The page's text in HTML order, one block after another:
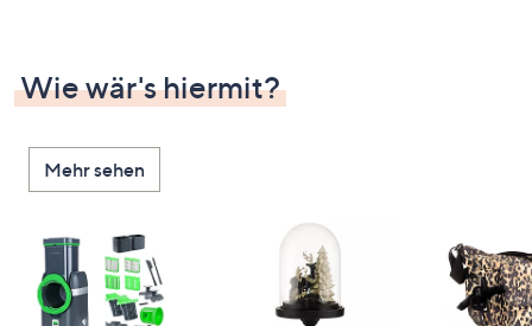
Wie wär's hiermit?
Mehr sehen